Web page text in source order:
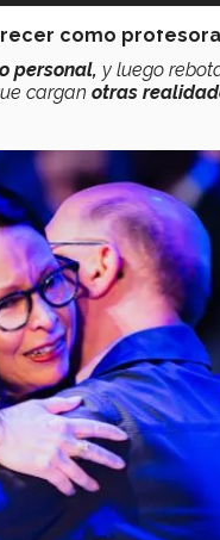
apoyo a
como
personal, y luego
cargan otras